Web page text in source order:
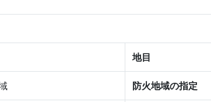
地目
防火地域の指定